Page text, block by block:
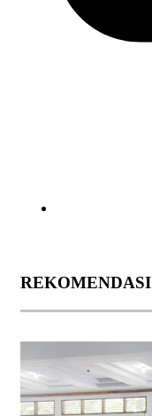
REKOMENDASI